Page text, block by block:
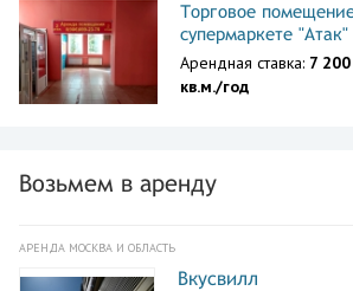
Торговое
супермаркете "Атак"
Арендная ставка: 7
кв.м./год
Возьмем в аренду
АРЕНДА МОСКВА И ОБЛАСТЬ
Вкусвилл